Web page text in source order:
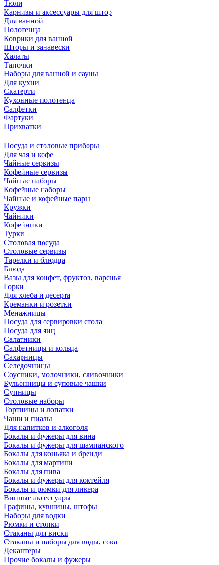
Тюли
Карнизы и аксессуары для штор
Для ванной
Полотенца
Коврики для ванной
Шторы и занавески
Халаты
Тапочки
Наборы для ванной и сауны
Для кухни
Скатерти
Кухонные полотенца
Салфетки
Фартуки
Прихватки
Посуда и столовые приборы
Для чая и кофе
Чайные сервизы
Кофейные сервизы
Чайные наборы
Кофейные наборы
Чайные и кофейные пары
Кружки
Чайники
Кофейники
Турки
Столовая посуда
Столовые сервизы
Тарелки и блюдца
Блюда
Вазы для конфет, фруктов, варенья
Горки
Для хлеба и десерта
Креманки и розетки
Менажницы
Посуда для сервировки стола
Посуда для яиц
Салатники
Салфетницы и кольца
Сахарницы
Селедочницы
Соусники, молочники, сливочники
Бульонницы и суповые чашки
Супницы
Столовые наборы
Тортницы и лопатки
Чаши и пиалы
Для напитков и алкоголя
Бокалы и фужеры для вина
Бокалы и фужеры для шампанского
Бокалы для коньяка и бренди
Бокалы для мартини
Бокалы для пива
Бокалы и фужеры для коктейля
Бокалы и рюмки для ликера
Винные аксессуары
Графины, кувшины, штофы
Наборы для водки
Рюмки и стопки
Стаканы для виски
Стаканы и наборы для воды, сока
Декантеры
Прочие бокалы и фужеры